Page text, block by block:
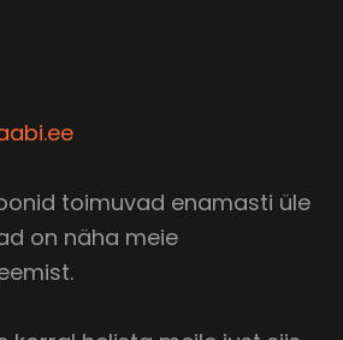
toimuvad enamasti üle
on näha meie